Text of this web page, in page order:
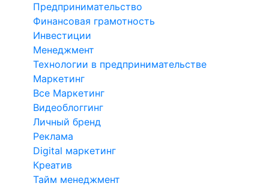
Предпринимательство
Финансовая грамотность
Инвестиции
Менеджмент
Технологии в предпринимательстве
Маркетинг
Все Маркетинг
Видеоблоггинг
Личный бренд
Реклама
Digital маркетинг
Креатив
Тайм менеджмент